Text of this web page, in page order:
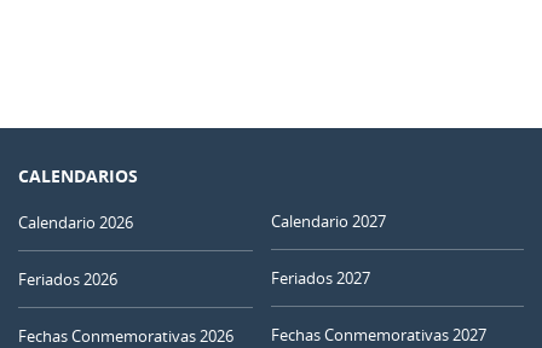
CALENDARIOS
Calendario 2026
Feriados 2026
Fechas Conmemorativas 2026
Calendario 2027
Feriados 2027
Fechas Conmemorativas 2027